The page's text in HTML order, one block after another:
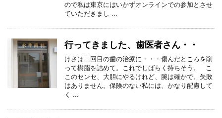
ので私は東京にはいかずオンラインでの参加とさせ
ていただきまし ...
行ってきました、歯医者さん・・
けさは二回目の歯の治療に・・・傷んだところを削
って樹脂を詰めて。これでしばらく持ちそう。 こ
このセンセ、大胆にやるけれど、腕は確かで、失敗
はありません。保険のない私には、かなり配慮して
く ...